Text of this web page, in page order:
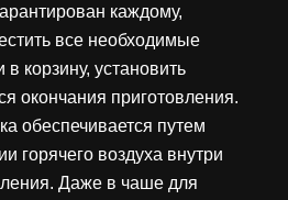
каждому,
все необходимые
корзину, установить
окончания приготовления.
обеспечивается путем
горячего воздуха внутри
Даже в чаше для